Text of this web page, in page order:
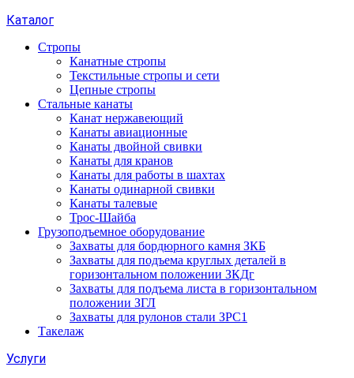
Каталог
Стропы
Канатные стропы
Текстильные стропы и сети
Цепные стропы
Стальные канаты
Канат нержавеющий
Канаты авиационные
Канаты двойной свивки
Канаты для кранов
Канаты для работы в шахтах
Канаты одинарной свивки
Канаты талевые
Трос-Шайба
Грузоподъемное оборудование
Захваты для бордюрного камня ЗКБ
Захваты для подъема круглых деталей в
горизонтальном положении ЗКДг
Захваты для подъема листа в горизонтальном
положении ЗГЛ
Захваты для рулонов стали ЗРС1
Такелаж
Услуги